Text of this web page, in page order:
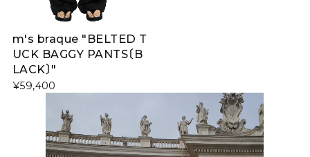
m's braque "BELTED T
UCK BAGGY PANTS〔B
LACK〕"
¥59,400